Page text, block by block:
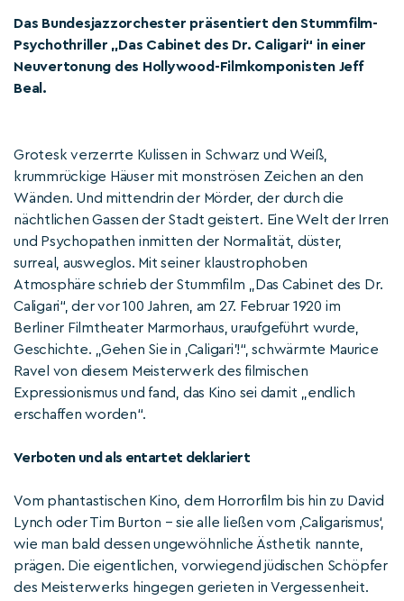
Das Bundesjazzorchester präsentiert den Stummfilm-
Psychothriller „Das Cabinet des Dr. Caligari“ in einer
Neuvertonung des Hollywood-Filmkomponisten Jeff
Beal.
Grotesk verzerrte Kulissen in Schwarz und Weiß,
krummrückige Häuser mit monströsen Zeichen an den
Wänden. Und mittendrin der Mörder, der durch die
nächtlichen Gassen der Stadt geistert. Eine Welt der Irren
und Psychopathen inmitten der Normalität, düster,
surreal, ausweglos. Mit seiner klaustrophoben
Atmosphäre schrieb der Stummfilm „Das Cabinet des Dr.
Caligari“, der vor 100 Jahren, am 27. Februar 1920 im
Berliner Filmtheater Marmorhaus, uraufgeführt wurde,
Geschichte. „Gehen Sie in ,Caligari'!“, schwärmte Maurice
Ravel von diesem Meisterwerk des filmischen
Expressionismus und fand, das Kino sei damit „endlich
erschaffen worden“.
Verboten und als entartet deklariert
Vom phantastischen Kino, dem Horrorfilm bis hin zu David
Lynch oder Tim Burton – sie alle ließen vom ‚Caligarismus‘,
wie man bald dessen ungewöhnliche Ästhetik nannte,
prägen. Die eigentlichen, vorwiegend jüdischen Schöpfer
des Meisterwerks hingegen gerieten in Vergessenheit.